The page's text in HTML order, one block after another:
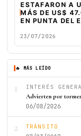
ESTAFARON A
MÁS DE US$
EN PUNTA DEL
23/07/2026
🔥 MÁS LEÍDO
1 INTERÉS
Advierten por
06/08/2026
2 TRÁNSITO